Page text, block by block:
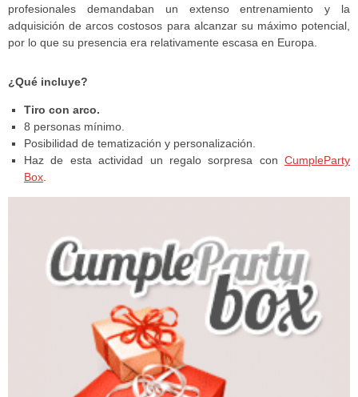
profesionales demandaban un extenso entrenamiento y la
adquisición de arcos costosos para alcanzar su máximo potencial,
por lo que su presencia era relativamente escasa en Europa.
¿Qué incluye?
Tiro con arco.
8 personas mínimo.
Posibilidad de tematización y personalización.
Haz de esta actividad un regalo sorpresa con CumpleParty
Box